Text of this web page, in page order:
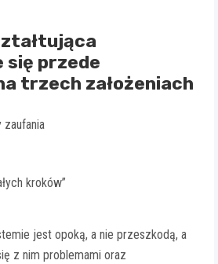
przede
trzech założeniach
zaufania
kroków”
jest opoką, a nie przeszkodą, a
z nim problemami oraz